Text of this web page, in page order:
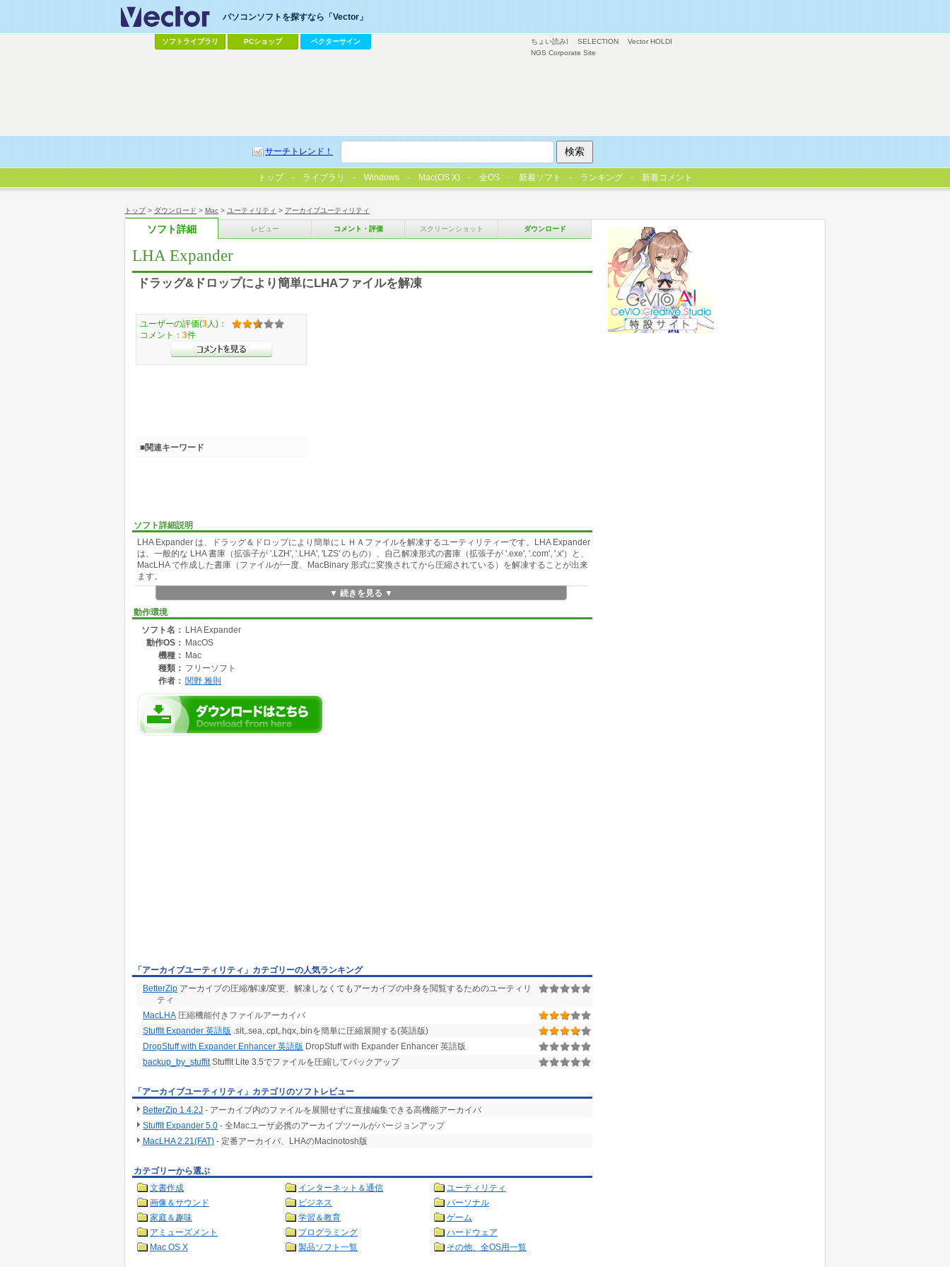
トップ> ダウンロード > Mac > ユーティリティ > アーカイブユーティリティ
ソフト詳細 レビュー コメント・評価 スクリーンショット ダウンロード
LHA Expander
ドラッグ&ドロップにより簡単にLHAファイルを解凍
ソフト詳細説明
LHA Expander は、ドラッグ＆ドロップにより簡単にＬＨＡファイルを解凍するユーティリティーです。LHA Expander
は、一般的な LHA 書庫（拡張子が '.LZH', '.LHA', 'LZS' のもの）、自己解凍形式の書庫（拡張子が '.exe', '.com', '.x'）と、
MacLHA で作成した書庫（ファイルが一度、MacBinary 形式に変換されてから圧縮されている）を解凍することが出来
ます。
Version 1.0.8 - 97/12/18
- Level 1 Header をもつファイルの解凍で CRC エラーが出るバグを修正
▼ 続きを見る ▼
動作環境
ソフト名： LHA Expander
動作OS： MacOS
機種： Mac
種類： フリーソフト
作者： 関野 雅則
ユーザーの評価(3 人)：
コメント： 3件
■関連キーワード
「アーカイブユーティリティ」カテゴリーの人気ランキング
BetterZip アーカイブの圧縮/解凍/変更、解凍しなくてもアーカイブの中身を閲覧するためのユーティリ
ティ
MacLHA 圧縮機能付きファイルアーカイバ
StuffIt Expander 英語版 .sit,.sea,.cpt,.hqx,.binを簡単に圧縮展開する(英語版)
DropStuff with Expander Enhancer 英語版 DropStuff with Expander Enhancer 英語版
backup_by_stuffitStuffIt Lite 3.5でファイルを圧縮してバックアップ
「アーカイブユーティリティ」カテゴリのソフトレビュー
BetterZip 1.4.2J - アーカイブ内のファイルを展開せずに直接編集できる高機能アーカイバ
StuffIt Expander 5.0 - 全Macユーザ必携のアーカイブツールがバージョンアップ
MacLHA 2.21(FAT) - 定番アーカイバ、LHAのMacinotosh版
カテゴリーから選ぶ
文書作成
インターネット＆通信
ユーティリティ
画像＆サウンド
ビジネス
パーソナル
家庭＆趣味
学習＆教育
ゲーム
アミューズメント
プログラミング
ハードウェア
Mac OS X
製品ソフト一覧 その他、全OS用一覧
ちょい読み! SELECTION
Vector HOLDI
NGS Corporate Site
パソコンソフトを探すなら「Vector」
ソフトライブラリ PCショップ ベクターサイン
サーチトレンド！
トップ ライブラリ Windows Mac(OS X) 全OS 新着ソフト ランキング 新着コメント